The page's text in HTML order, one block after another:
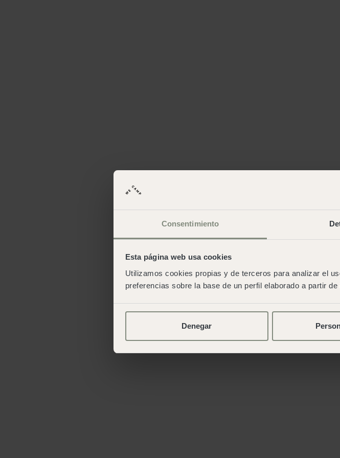
Consentimiento
Esta página web usa cookies
Utilizamos cookies propias y de terceros para analizar el
preferencias sobre la base de un perfil elaborado a partir
Denegar